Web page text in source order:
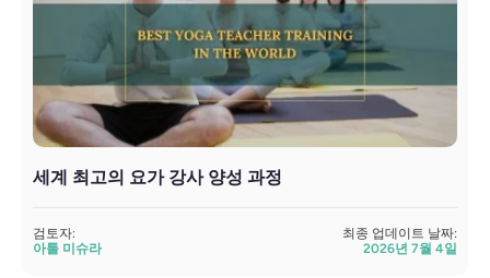
세계 최고의 요가 강사 양성 과정
검토자:
아툴 미슈라
최종 업데이트 날짜:
2026년 7월 4일